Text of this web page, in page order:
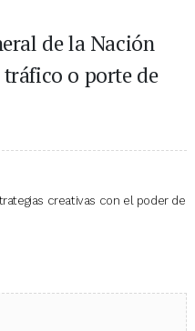
de la Nación
o porte de
creativas con el poder de